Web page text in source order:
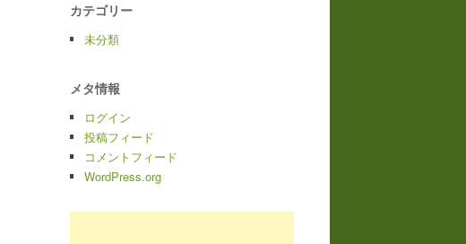
カテゴリー
未分類
メタ情報
ログイン
投稿フィード
コメントフィード
WordPress.org